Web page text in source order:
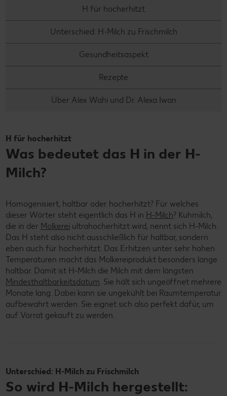
H für hocherhitzt
Unterschied: H-Milch zu Frischmilch
Gesundheitsaspekt
Rezepte
Über Alex Wahi und Dr. Alexa Iwan
H für hocherhitzt
Was bedeutet das H in der H-
Milch?
Homogenisiert, haltbar oder hocherhitzt? Für welches
dieser Wörter steht eigentlich das H in H-Milch? Kuhmilch,
die in der Molkerei ultrahocherhitzt wird, nennt sich H-Milch.
Das H steht also nicht ausschließlich für haltbar, sondern
eben auch für hocherhitzt. Das Erhitzen unter sehr hohen
Temperaturen macht das Molkereiprodukt besonders lange
haltbar. Damit ist H-Milch die Milch mit dem längsten
Mindesthaltbarkeitsdatum. Sie hält sich ungeöffnet mehrere
Monate lang. Dabei kann sie ungekühlt bei Raumtemperatur
aufbewahrt werden. Sie eignet sich also perfekt dafür, um
auf Vorrat gekauft zu werden.
Unterschied: H-Milch zu Frischmilch
So wird H-Milch hergestellt: